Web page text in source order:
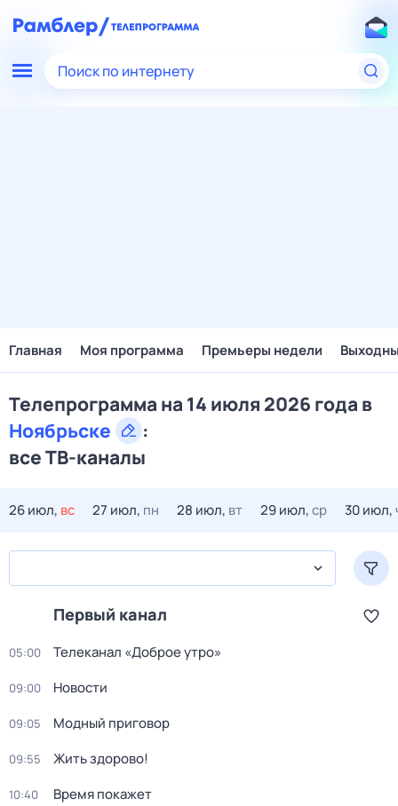
Поиск по интернету
Главная Моя программа Премьеры недели
Телепрограмма на 14 июля 2026 года в
Ноябрьске
:
все ТВ-каналы
26 июл, вс 27 июл, пн 28 июл, вт 29 июл,ср 30 июл,
Первый канал
05:00 Телеканал «Доброе утро»
09:00 Новости
09:05 Модный приговор
09:55 Жить здорово!
10:40 Время покажет